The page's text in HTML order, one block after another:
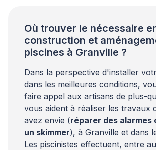
Où trouver le nécessaire
construction et
piscines à Granville ?
Dans la perspective d'installer
dans les meilleures conditions,
faire appel aux artisans de plus-
vous aident à réaliser les travaux
avez envie (réparer des alarmes
un skimmer), à Granville et dans
Les piscinistes effectuent, entre